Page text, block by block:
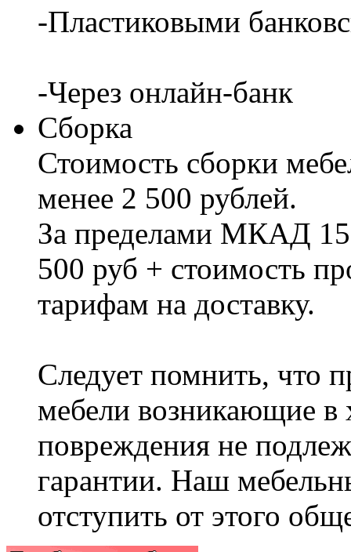
-Пластиковыми
-Через онлайн-банк
Сборка
Стоимость сборки
менее 2 500 рублей.
За пределами МКАД
500 руб + стоимость
тарифам на доставку.
Следует помнить, что
мебели возникающие в
повреждения не
гарантии. Наш
отступить от этого